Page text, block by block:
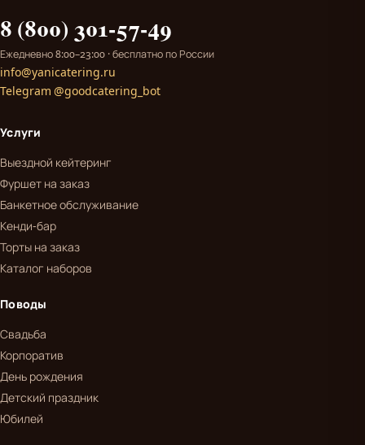
8 (800) 301-57-49
Ежедневно 8:00–23:00 · бесплатно по России
info@yanicatering.ru
Telegram @goodcatering_bot
Услуги
Выездной кейтеринг
Фуршет на заказ
Банкетное обслуживание
Кенди-бар
Торты на заказ
Каталог наборов
Поводы
Свадьба
Корпоратив
День рождения
Детский праздник
Юбилей